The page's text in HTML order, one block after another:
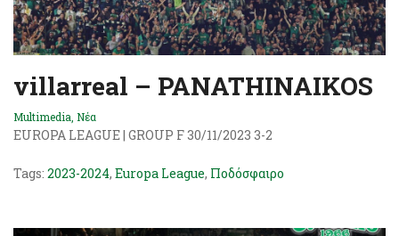
villarreal – PANATHINAIKOS
Multimedia Νέα
EUROPA LEAGUE | GROUP F 30/11/2023 3-2
Tags: 2023-2024, Europa League, Ποδόσφαιρο